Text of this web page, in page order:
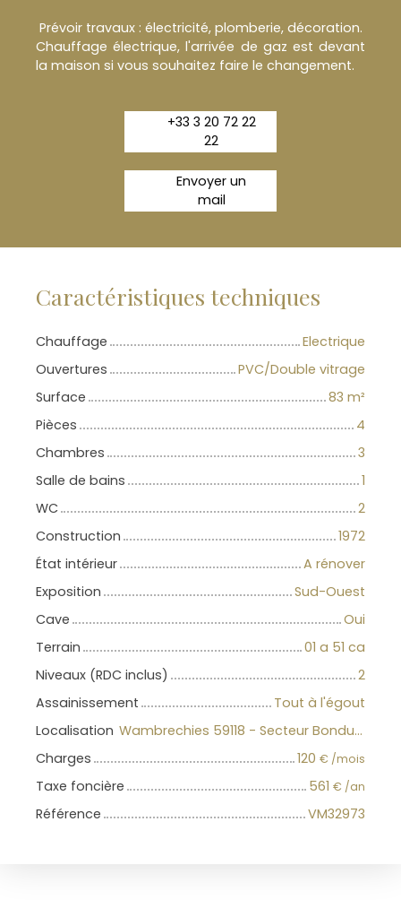
Prévoir travaux : électricité, plomberie, décoration.
Chauffage électrique, l'arrivée de gaz est devant
la maison si vous souhaitez faire le changement.
+33 3 20 72 22
22
Envoyer un
mail
Caractéristiques techniques
Chauffage
Electrique
Ouvertures
PVC/Double vitrage
Surface
83 m²
Pièces
4
Chambres
3
Salle de bains
1
WC
2
Construction
1972
État intérieur
A rénover
Exposition
Sud-Ouest
Cave
Oui
Terrain
01 a 51 ca
Niveaux (RDC inclus)
2
Assainissement
Tout à l'égout
Localisation
Wambrechies 59118 - Secteur Bondues-Wambr-Roncq
Charges
120 € /mois
Taxe foncière 561 € /an
Référence VM32973